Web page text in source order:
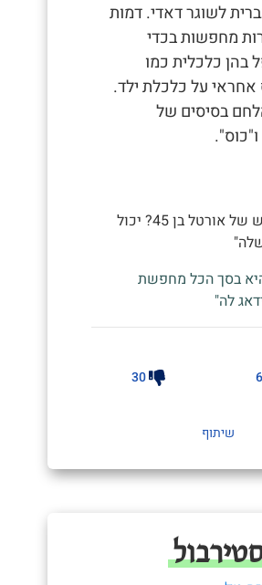
לשוגר דאדי. דמות
מחפשות בכדי
בהן כלכלית כמו
על כלכלת ילד.
בסיסים של
- "ראית שהחדש של אורטל בן 45? יכול
בסך הכל מחפשת
לה"
30
שיתוף